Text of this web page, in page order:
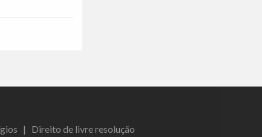
| Direito de livre resolução